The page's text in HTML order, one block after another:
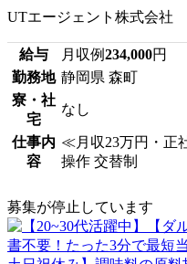
UTエージェント株式会社
給与 月収例234,000円
勤務地 静岡県 森町
寮・社
宅
なし
仕事内
容
≪月収23万円・正
操作 交替制
募集が停止しています